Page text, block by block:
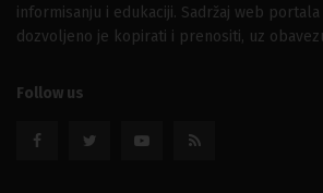
informisanju i edukaciji. Sadržaj web portala
dozvoljeno je kopirati i prenositi, uz
Follow us